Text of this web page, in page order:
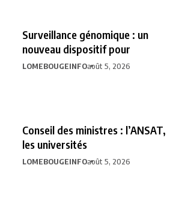
Surveillance génomique : un
nouveau dispositif pour
LOMEBOUGEINFOaoût 5, 2026
Conseil des ministres : l’ANSAT,
les universités
LOMEBOUGEINFOaoût 5, 2026